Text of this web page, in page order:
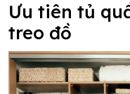
Ưu tiên tủ
treo đồ